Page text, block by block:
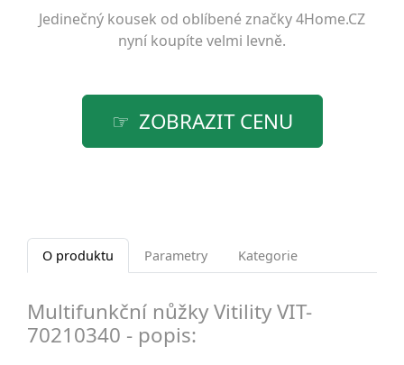
Jedinečný kousek od oblíbené značky4Home.CZ
nyní koupíte velmi levně.
ZOBRAZIT CENU
O produktu Parametry Kategorie
Multifunkční nůžky Vitility VIT-
70210340 - popis: